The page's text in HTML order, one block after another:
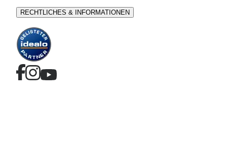
RECHTLICHES & INFORMATIONEN